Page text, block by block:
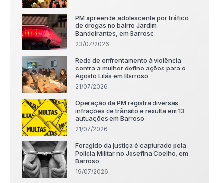
PM apreende adolescente por tráfico
de drogas no bairro Jardim
Bandeirantes, em Barroso
23/07/2026
Rede de enfrentamento à violência
contra a mulher define ações para o
Agosto Lilás em Barroso
21/07/2026
Operação da PM registra diversas
infrações de trânsito e resulta em 13
autuações em Barroso
21/07/2026
Foragido da justiça é capturado pela
Polícia Militar no Josefina Coelho, em
Barroso
19/07/2026